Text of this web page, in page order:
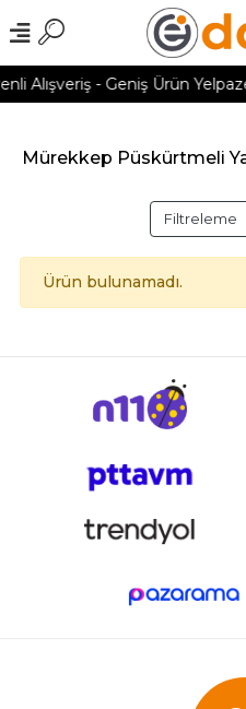
Alışveriş - Geniş Ürün
Mürekkep Püskürtmeli
Filtreleme
Ürün bulunamadı.